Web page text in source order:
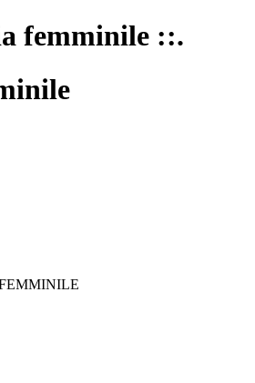
femminile ::.